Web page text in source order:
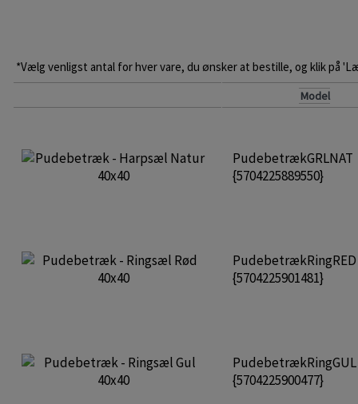
*Vælg venligst antal for hver vare, du ønsker at bestille, og klik på
Model
PudebetrækGRLNAT
{5704225889550}
PudebetrækRingRED
{5704225901481}
PudebetrækRingGUL
{5704225900477}